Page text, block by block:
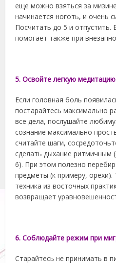
еще можно взяться за
начинается ноготь, и очень
Посчитать до 5 и отпустить.
помогает также при
5. Освойте легкую
Если головная боль
постарайтесь максимально
все дела, послушайте
сознание максимально
считайте шаги,
сделать дыхание ритмичным
6). При этом полезно
предметы (к примеру, орехи).
техника из восточных
возвращает
6. Соблюдайте режим при
Старайтесь не принимать в